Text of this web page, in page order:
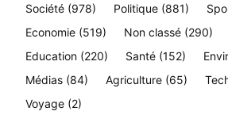
Société (978) Politique (881)
Economie (519) Non classé (290)
Education (220) Santé (152)
Médias (84) Agriculture (65)
Voyage (2)